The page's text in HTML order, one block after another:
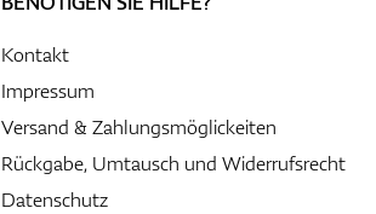
Kontakt
Impressum
Versand & Zahlungsmöglickeiten
Rückgabe, Umtausch und Widerrufsrecht
Datenschutz